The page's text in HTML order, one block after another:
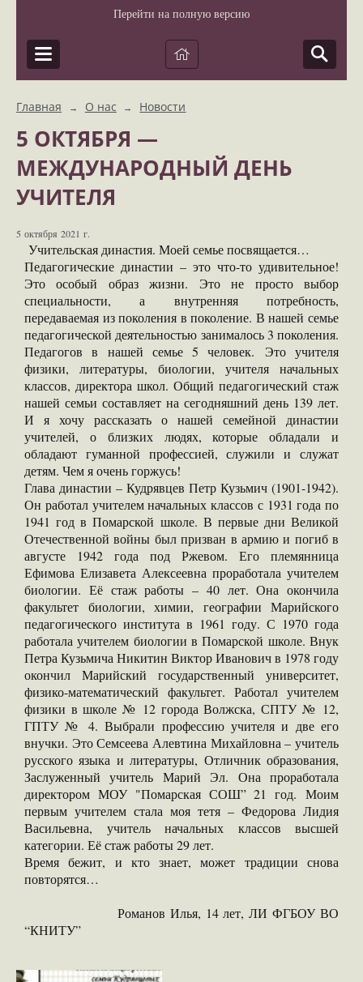
Перейти на полную версию
Главная → О нас → Новости
5 ОКТЯБРЯ —
МЕЖДУНАРОДНЫЙ ДЕНЬ
УЧИТЕЛЯ
5 октября 2021 г.
Учительская династия. Моей семье посвящается…
Педагогические династии – это что-то удивительное!
Это особый образ жизни. Это не просто выбор
специальности, а внутренняя потребность,
передаваемая из поколения в поколение. В нашей семье
педагогической деятельностью занималось 3 поколения.
Педагогов в нашей семье 5 человек. Это учителя
физики, литературы, биологии, учителя начальных
классов, директора школ. Общий педагогический стаж
нашей семьи составляет на сегодняшний день 139 лет.
И я хочу рассказать о нашей семейной династии
учителей, о близких людях, которые обладали и
обладают гуманной профессией, служили и служат
детям. Чем я очень горжусь!
Глава династии – Кудрявцев Петр Кузьмич (1901-1942).
Он работал учителем начальных классов с 1931 года по
1941 год в Помарской школе. В первые дни Великой
Отечественной войны был призван в армию и погиб в
августе 1942 года под Ржевом. Его племянница
Ефимова Елизавета Алексеевна проработала учителем
биологии. Её стаж работы – 40 лет. Она окончила
факультет биологии, химии, географии Марийского
педагогического института в 1961 году. С 1970 года
работала учителем биологии в Помарской школе. Внук
Петра Кузьмича Никитин Виктор Иванович в 1978 году
окончил Марийский государственный университет,
физико-математический факультет. Работал учителем
физики в школе № 12 города Волжска, СПТУ № 12,
ГПТУ № 4. Выбрали профессию учителя и две его
внучки. Это Семсеева Алевтина Михайловна – учитель
русского языка и литературы, Отличник образования,
Заслуженный учитель Марий Эл. Она проработала
директором МОУ "Помарская СОШ” 21 год. Моим
первым учителем стала моя тетя – Федорова Лидия
Васильевна, учитель начальных классов высшей
категории. Её стаж работы 29 лет.
Время бежит, и кто знает, может традиции снова
повторятся…
Романов Илья, 14 лет, ЛИ ФГБОУ ВО
“КНИТУ”